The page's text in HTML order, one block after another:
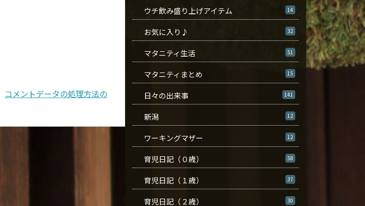
コメントデータの処理方法の
ウチ飲み盛り上げアイテム 14
お気に入り♪ 32
マタニティ生活 51
マタニティまとめ 15
日々の出来事 141
新潟 12
ワーキングマザー 12
育児日記（０歳） 58
育児日記（１歳） 37
育児日記（２歳） 30